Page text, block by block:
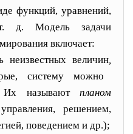
функций, уравнений,
д. Модель задачи
включает:
неизвестных величин,
систему можно
Их называют планом
решением,
поведением и др.);